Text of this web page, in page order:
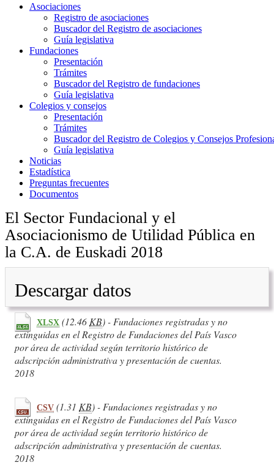
Asociaciones
Registro de asociaciones
Buscador del Registro de asociaciones
Guía legislativa
Fundaciones
Presentación
Trámites
Buscador del Registro de fundaciones
Guía legislativa
Colegios y consejos
Presentación
Trámites
Buscador del Registro de Colegios y Consejos
Guía legislativa
Noticias
Estadística
Preguntas frecuentes
Documentos
El Sector Fundacional y el
Asociacionismo de Utilidad Pública en
la C.A. de Euskadi 2018
Descargar datos
XLSX (12.46 KB) - Fundaciones registradas y no
extinguidas en el Registro de Fundaciones del País Vasco
por área de actividad según territorio histórico de
adscripción administrativa y presentación de cuentas.
2018
CSV (1.31 KB) - Fundaciones registradas y no
extinguidas en el Registro de Fundaciones del País Vasco
por área de actividad según territorio histórico de
adscripción administrativa y presentación de cuentas.
2018